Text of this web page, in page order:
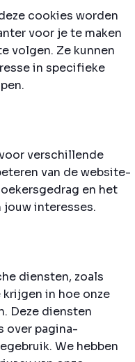
cookies worden
voor je te maken
volgen. Ze kunnen
in specifieke
verschillende
van de website-
en het
jouw interesses.
diensten, zoals
in hoe onze
Deze diensten
over pagina-
We hebben